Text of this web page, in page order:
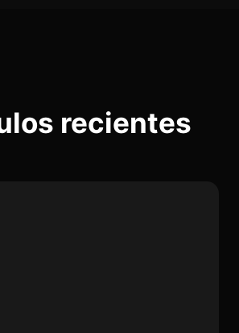
recientes